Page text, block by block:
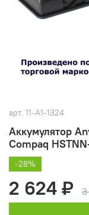
арт. 11-A1-1324
Аккумулятор
Compaq
-28%
2 624 ₽